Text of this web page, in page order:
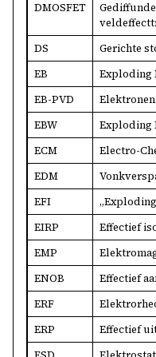
DMOSFET
DS
Gerichte
EB
Exploding
EB-PVD
EBW
Exploding
ECM
Electro-
EDM
EFI
EIRP
Effectief
EMP
ENOB
Effectief
ERF
ERP
Effectief